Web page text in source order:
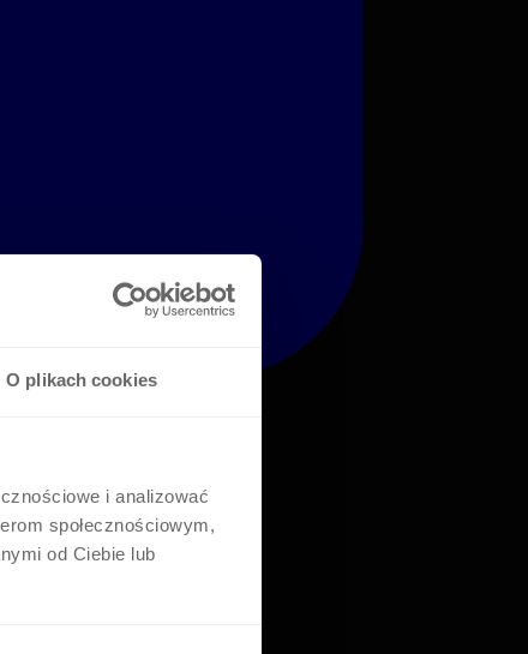
O plikach cookies
i analizować
społecznościowym,
od Ciebie lub